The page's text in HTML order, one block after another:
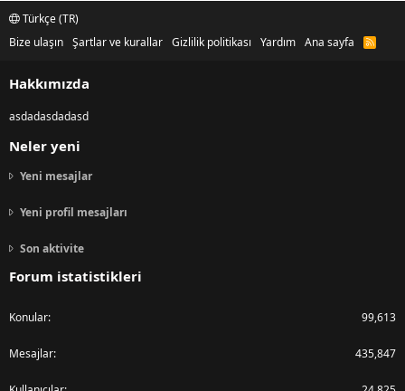
Türkçe (TR)
Bize ulaşın Şartlar ve kurallar Gizlilik politikası Yardım Ana sayfa
R
Hakkımızda
asdadasdadasd
Neler yeni
Yeni mesajlar
Yeni profil mesajları
Son aktivite
Forum istatistikleri
Konular 99,613
Mesajlar 435,847